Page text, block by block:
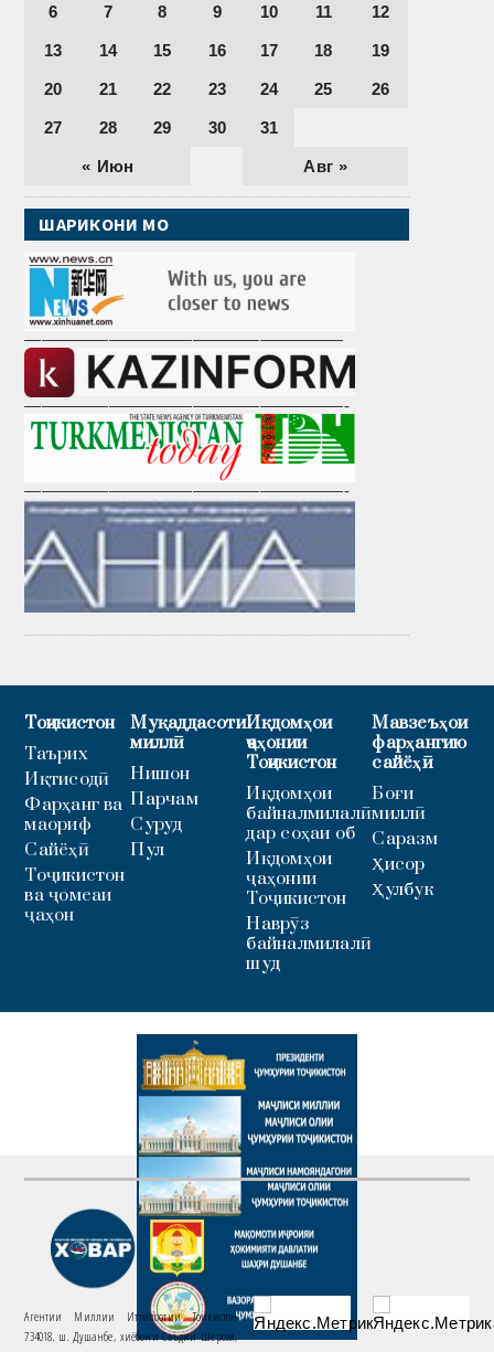
« Июн Авг »
6 7 8 9 10 11 12
13 14 15 16 17 18 19
20 21 22 23 24 25 26
27 28 29 30 31
ШАРИКОНИ МО
———————————————————
———————————————————-
———————————————————-
Тоҷикистон
Таърих
Иқтисодӣ
Фарҳанг ва
маориф
Сайёҳӣ
Тоҷикистон
ва ҷомеаи
ҷаҳон
Муқаддасоти
миллӣ
Нишон
Парчам
Суруд
Пул
Иқдомҳои
ҷаҳонии
Тоҷикистон
Иқдомҳои
байналмилалӣ
дар соҳаи об
Иқдомҳои
ҷаҳонии
Тоҷикистон
Наврӯз
байналмилалӣ
шуд
Мавзеъҳои
фарҳангию
сайёҳӣ
Боғи
миллӣ
Саразм
Ҳисор
Ҳулбук
Агентии Миллии Иттилоотии Тоҷикистон
734018. ш. Душанбе, хиёбони Саъдии Шерозӣ,